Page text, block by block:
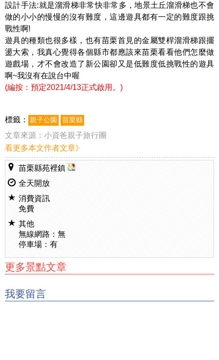
設計手法:就是溜滑梯非常快非常多，地景土丘溜滑梯也不會
做的小小的慢慢的沒有難度，這邊遊具都有一定的難度跟挑
戰性啊!
遊具的種類也很多樣，也有苗栗首見的金屬雙桿溜滑梯跟擺
盪大索，我真心覺得各個縣市都應該來苗栗看看他們怎麼做
遊戲場，才不會改造了新公園卻又是低難度低挑戰性的遊具
啊~我沒有在說台中喔
(編按：預定2021/4/13正式啟用。)
標籤： 親子公園 苗栗縣
文章來源： 小資爸親子旅行團
看更多本文作者文章》
苗栗縣苑裡鎮
全天開放
消費資訊
免費
其他
無線網路：無
停車場：有
更多景點文章
我要留言